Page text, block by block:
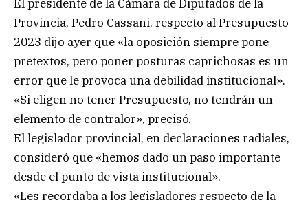
El presidente de la Cámara de Diputados de la
Provincia, Pedro Cassani, respecto al Presupuesto
2023 dijo ayer que «la oposición siempre pone
pretextos, pero poner posturas caprichosas es un
error que le provoca una debilidad institucional».
«Si eligen no tener Presupuesto, no tendrán un
elemento de contralor», precisó.
El legislador provincial, en declaraciones radiales,
consideró que «hemos dado un paso importante
desde el punto de vista institucional».
«Les recordaba a los legisladores respecto de la